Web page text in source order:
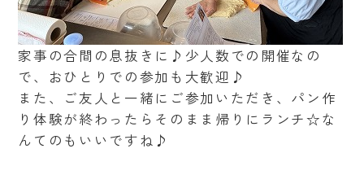
家事の合間の息抜きに♪少人数での開催なの
で、おひとりでの参加も大歓迎♪
また、ご友人と一緒にご参加いただき、パン作
り体験が終わったらそのまま帰りにランチ☆な
んてのもいいですね♪